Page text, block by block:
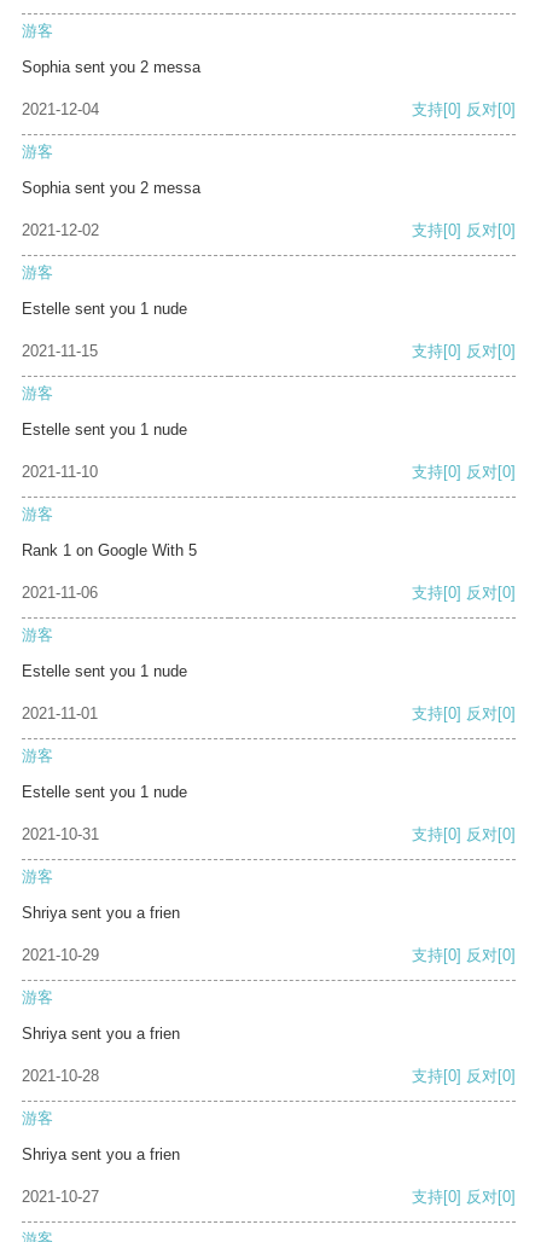
游客
Sophia sent you 2 messa
2021-12-04 支持[0] 反对[0]
游客
Sophia sent you 2 messa
2021-12-02 支持[0] 反对[0]
游客
Estelle sent you 1 nude
2021-11-15 支持[0] 反对[0]
游客
Estelle sent you 1 nude
2021-11-10 支持[0] 反对[0]
游客
Rank 1 on Google With 5
2021-11-06 支持[0] 反对[0]
游客
Estelle sent you 1 nude
2021-11-01 支持[0] 反对[0]
游客
Estelle sent you 1 nude
2021-10-31 支持[0] 反对[0]
游客
Shriya sent you a frien
2021-10-29 支持[0] 反对[0]
游客
Shriya sent you a frien
2021-10-28 支持[0] 反对[0]
游客
Shriya sent you a frien
2021-10-27 支持[0] 反对[0]